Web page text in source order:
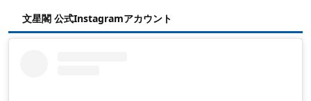
文星閣 公式Instagramアカウント